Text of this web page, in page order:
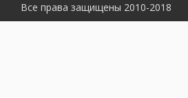
Все права защищены 2010-2018